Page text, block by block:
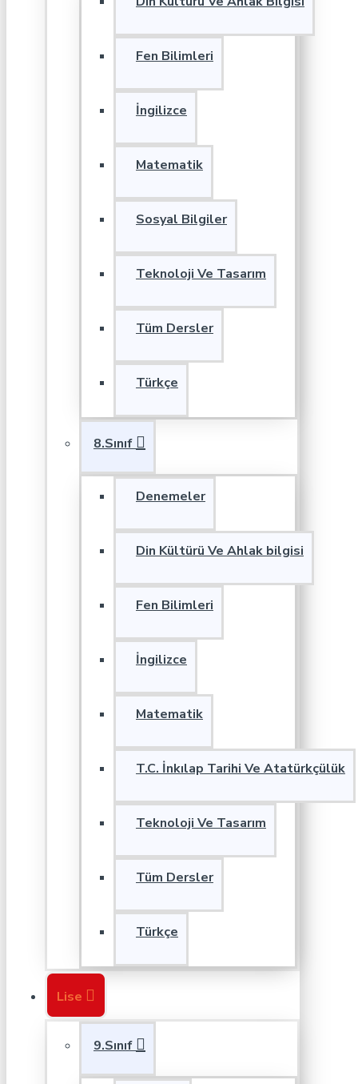
Fen Bilimleri
İngilizce
Matematik
Sosyal Bilgiler
Teknoloji Ve Tasarım
Tüm Dersler
Türkçe
8.Sınıf
Denemeler
Din Kültürü Ve Ahlak bilgisi
Fen Bilimleri
İngilizce
Matematik
T.C. İnkılap Tarihi Ve Atatürkçülük
Teknoloji Ve Tasarım
Tüm Dersler
Türkçe
Lise
9.Sınıf